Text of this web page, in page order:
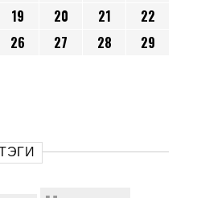
19 20 21
22
26 27 28
29